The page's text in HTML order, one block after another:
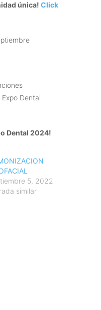
única! Click
Dental
Dental 2024!
5, 2022
similar